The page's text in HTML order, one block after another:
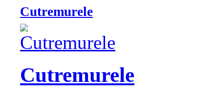
Cutremurele
Cutremurele